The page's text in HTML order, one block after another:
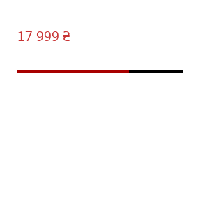
17 999 ₴